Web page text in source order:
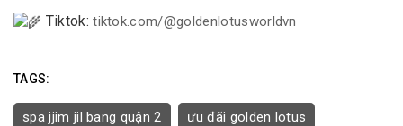
Tiktok:tiktok.com/@goldenlotusworldvn
TAGS:
spa jjim jil bang quận 2 ưu đãi golden lotus